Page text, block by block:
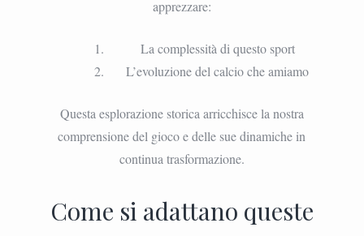
apprezzare:
La complessità di questo sport
L’evoluzione del calcio che amiamo
Questa esplorazione storica arricchisce la nostra
comprensione del gioco e delle sue dinamiche in
continua trasformazione.
Come si adattano queste